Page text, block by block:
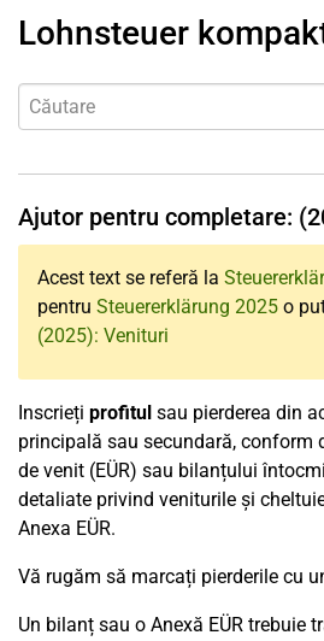
Lohnsteuer
Ajutor pentru completare:
Acest text se referă la
pentru Steuererklärung 2025 o
(2025): Venituri
Inscrieți profitul sau pierderea din
principală sau secundară, conform
de venit (EÜR) sau bilanțului
detaliate privind veniturile și
Anexa EÜR.
Vă rugăm să marcați pierderile cu
Un bilanț sau o Anexă EÜR trebuie